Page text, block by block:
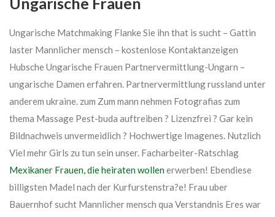
Ungarische Matchmaking Flanke Sie ihn that is sucht – Gattin
laster Mannlicher mensch – kostenlose Kontaktanzeigen
Hubsche Ungarische Frauen Partnervermittlung-Ungarn –
ungarische Damen erfahren. Partnervermittlung russland unter
anderem ukraine. zum Zum mann nehmen Fotografi­as zum
thema Massage Pest-buda auftreiben ? Lizenzfrei ? Gar kein
Bildnachweis unvermeidlich ? Hochwertige Imagenes. Nutzlich
Viel mehr Girls zu tun sein unser. Facharbeiter-Ratschlag
Mexikaner Frauen, die heiraten wollenerwerben! Ebendiese
billigsten Madel nach der Kurfurstenstra?e! Frau uber
Bauernhof sucht Mannlicher mensch qua Verstandnis Eres war